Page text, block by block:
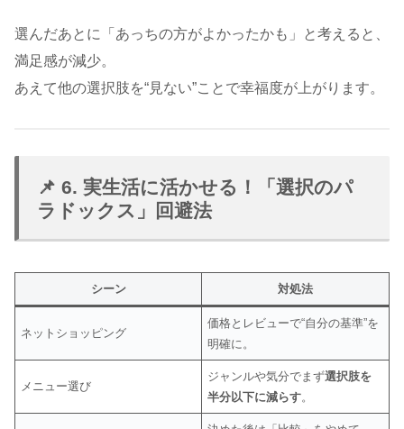
選んだあとに「あっちの方がよかったかも」と考えると、
満足感が減少。
あえて他の選択肢を“見ない”ことで幸福度が上がります。
📌 6. 実生活に活かせる！「選択のパ
ラドックス」回避法
シーン 対処法
ネットショッピング
価格とレビューで“自分の基準”を
明確に。
メニュー選び
ジャンルや気分でまず選択肢を
半分以下に減らす。